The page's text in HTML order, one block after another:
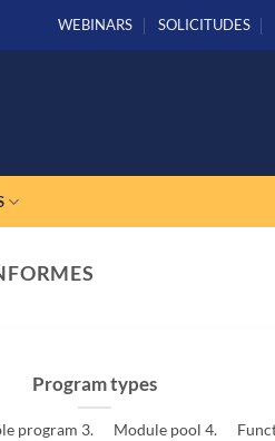
WEBINARS SOLICITUDES
Program types
program 3. Module pool 4.